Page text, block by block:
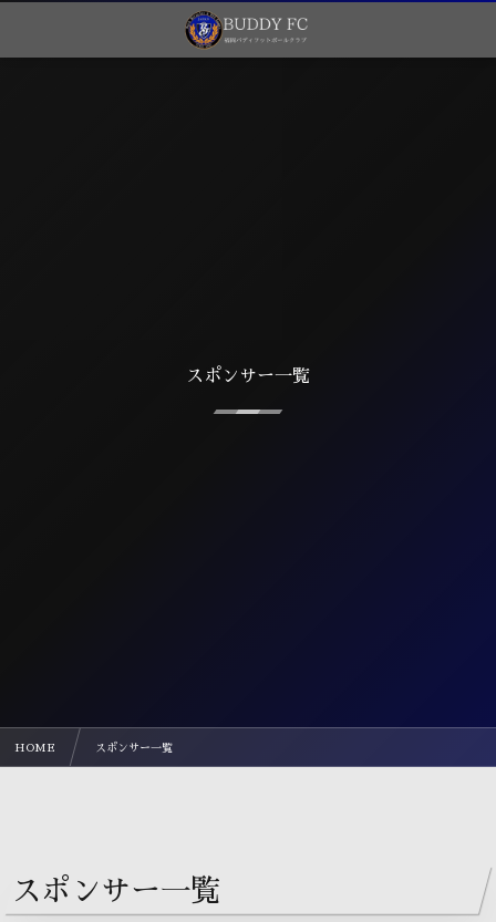
スポンサー一覧
HOME スポンサー一覧
スポンサー一覧